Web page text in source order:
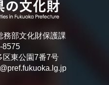
務部文化財保護課
8575
区東公園7番7号